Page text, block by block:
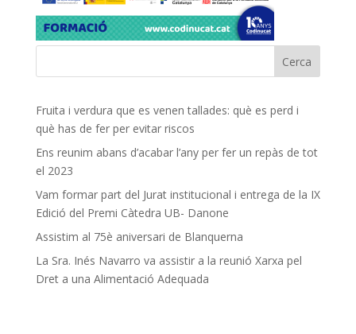
Fruita i verdura que es venen tallades: què es perd i
què has de fer per evitar riscos
Ens reunim abans d’acabar l’any per fer un repàs de tot
el 2023
Vam formar part del Jurat institucional i entrega de la IX
Edició del Premi Càtedra UB- Danone
Assistim al 75è aniversari de Blanquerna
La Sra. Inés Navarro va assistir a la reunió Xarxa pel
Dret a una Alimentació Adequada